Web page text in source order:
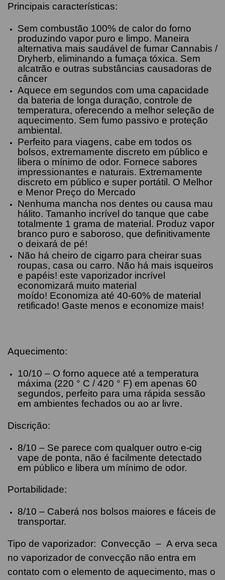
Principais características:
Sem combustão 100% de calor do forno
produzindo vapor puro e limpo. Maneira
alternativa mais saudável de fumar Cannabis /
Dryherb, eliminando a fumaça tóxica. Sem
alcatrão e outras substâncias causadoras de
câncer
Aquece em segundos com uma capacidade
da bateria de longa duração, controle de
temperatura, oferecendo a melhor seleção de
aquecimento. Sem fumo passivo e proteção
ambiental.
Perfeito para viagens, cabe em todos os
bolsos, extremamente discreto em público e
libera o mínimo de odor. Fornece sabores
impressionantes e naturais. Extremamente
discreto em público e super portátil. O Melhor
e Menor Preço do Mercado
Nenhuma mancha nos dentes ou causa mau
hálito. Tamanho incrível do tanque que cabe
totalmente 1 grama de material. Produz vapor
branco puro e saboroso, que definitivamente
o deixará de pé!
Não há cheiro de cigarro para cheirar suas
roupas, casa ou carro. Não há mais isqueiros
e papéis! este vaporizador incrível
economizará muito material
moído! Economiza até 40-60% de material
retificado! Gaste menos e economize mais!
Aquecimento:
10/10 – O forno aquece até a temperatura
máxima (220 ° C / 420 ° F) em apenas 60
segundos, perfeito para uma rápida sessão
em ambientes fechados ou ao ar livre.
Discrição:
8/10 – Se parece com qualquer outro e-cig
vape de ponta, não é facilmente detectado
em público e libera um mínimo de odor.
Portabilidade:
8/10 – Caberá nos bolsos maiores e fáceis de
transportar.
Tipo de vaporizador: Convecção – A erva seca
no vaporizador de convecção não entra em
contato com o elemento de aquecimento, mas o